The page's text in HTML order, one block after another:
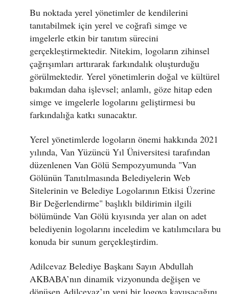
Bu noktada yerel yönetimler de kendilerini
tanıtabilmek için yerel ve coğrafi simge ve
imgelerle etkin bir tanıtım sürecini
gerçekleştirmektedir. Nitekim, logoların zihinsel
çağrışımları arttırarak farkındalık oluşturduğu
görülmektedir. Yerel yönetimlerin doğal ve kültürel
bakımdan daha işlevsel; anlamlı, göze hitap eden
simge ve imgelerle logolarını geliştirmesi bu
farkındalığa katkı sunacaktır.
Yerel yönetimlerde logoların önemi hakkında 2021
yılında, Van Yüzüncü Yıl Üniversitesi tarafından
düzenlenen Van Gölü Sempozyumunda "Van
Gölünün Tanıtılmasında Belediyelerin Web
Sitelerinin ve Belediye Logolarının Etkisi Üzerine
Bir Değerlendirme" başlıklı bildirimin ilgili
bölümünde Van Gölü kıyısında yer alan on adet
belediyenin logolarını inceledim ve katılımcılara bu
konuda bir sunum gerçekleştirdim.
Adilcevaz Belediye Başkanı Sayın Abdullah
AKBABA’nın dinamik vizyonunda değişen ve
dönüşen Adilcevaz’ın yeni bir logoya kavuşacağını